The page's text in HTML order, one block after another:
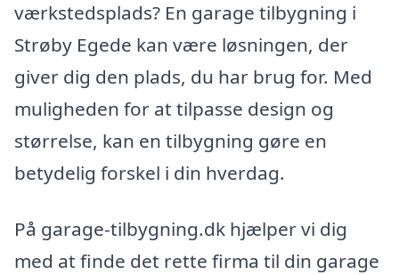
værkstedsplads? En garage tilbygning i
Strøby Egede kan være løsningen, der
giver dig den plads, du har brug for. Med
muligheden for at tilpasse design og
størrelse, kan en tilbygning gøre en
betydelig forskel i din hverdag.
På garage-tilbygning.dk hjælper vi dig
med at finde det rette firma til din garage